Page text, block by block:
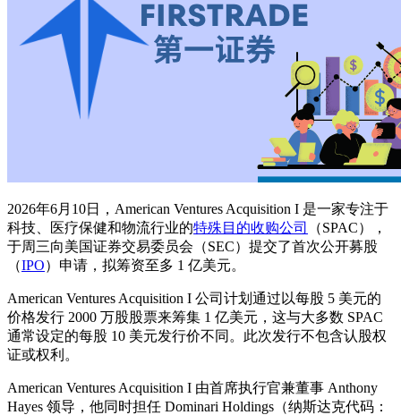
2026年6月10日，American Ventures Acquisition I 是一家专注于
科技、医疗保健和物流行业的特殊目的收购公司
（SPAC），
于周三向美国证券交易委员会（SEC）提交了首次公开募股
（IPO）申请，拟筹资至多 1 亿美元。
American Ventures Acquisition I 公司计划通过以每股 5 美元的
价格发行 2000 万股股票来筹集 1 亿美元，这与大多数 SPAC
通常设定的每股 10 美元发行价不同。此次发行不包含认股权
证或权利。
American Ventures Acquisition I 由首席执行官兼董事 Anthony
Hayes 领导，他同时担任 Dominari Holdings（纳斯达克代码：